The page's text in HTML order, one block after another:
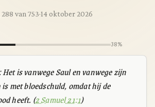
288 van 753·14 oktober 2026
38%
Het is vanwege Saul en vanwege zijn
met bloedschuld, omdat hij de
heeft. (2 Samuel 21:1)